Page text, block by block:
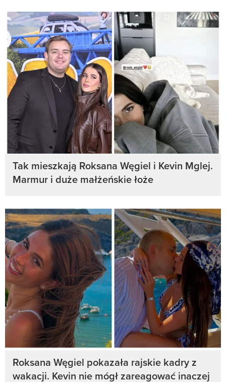
Tak mieszkają Roksana Węgiel i Kevin Mglej.
Marmur i duże małżeńskie łoże
Roksana Węgiel pokazała rajskie kadry z
wakacji. Kevin nie mógł zareagować inaczej